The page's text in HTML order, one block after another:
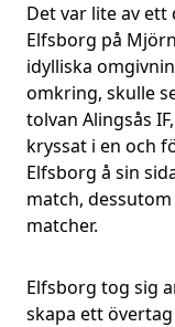
Det var lite av ett
Elfsborg på
idylliska
omkring, skulle
tolvan Alingsås
kryssat i en och
Elfsborg å sin
match,
matcher.
Elfsborg tog sig
skapa ett